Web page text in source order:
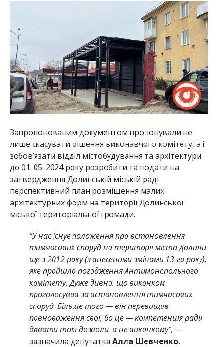
Запропонованим документом пропонували не
лише скасувати рішення виконавчого комітету, а і
зобов’язати відділ містобудування та архітектури
до 01. 05. 2024 року розробити та подати на
затвердження Долинській міській раді
перспективний план розміщення малих
архітектурних форм на території Долинської
міської територіальної громади.
“У нас існує положення про встановлення
тимчасових споруд на території міста Долини
ще з 2012 року (з внесеними змінами 13-го року),
яке пройшло погодження Антимонопольного
комітету. Дуже дивно, що виконком
проголосував за встановлення тимчасових
споруд. Більше того — він перевищив
повноваження свої, бо це — компетенція ради
давати такі дозволи, а не виконкому”, —
зазначила депутатка Алла Шевченко.